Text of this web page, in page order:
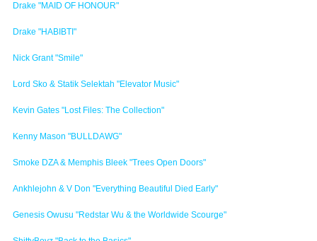
Drake "MAID OF HONOUR"
Drake "HABIBTI"
Nick Grant "Smile"
Lord Sko & Statik Selektah "Elevator Music"
Kevin Gates "Lost Files: The Collection"
Kenny Mason "BULLDAWG"
Smoke DZA & Memphis Bleek "Trees Open Doors"
Ankhlejohn & V Don "Everything Beautiful Died Early"
Genesis Owusu "Redstar Wu & the Worldwide Scourge"